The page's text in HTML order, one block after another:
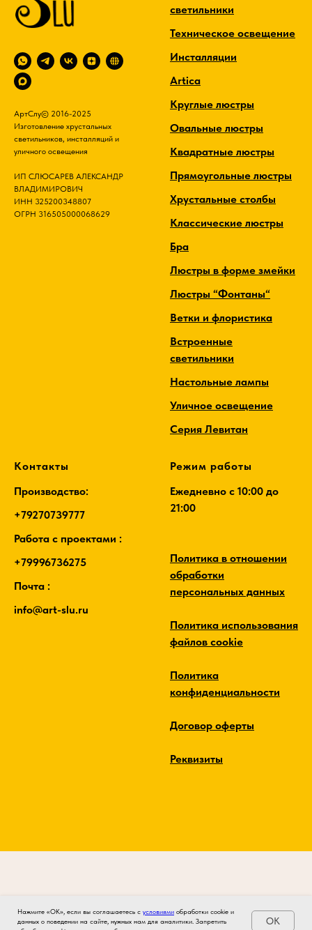
Нажмите «ОК», если вы соглашаетесь с условиями обработки cookie и
данных о поведении на сайте, нужных нам для аналитики. Запретить
OK
АртСлу© 2016-2025
Изготовление хрустальных
светильников, инсталляций и
уличного освещения
ИП СЛЮСАРЕВ АЛЕКСАНДР
ВЛАДИМИРОВИЧ
ИНН 325200348807
ОГРН 316505000068629
светильники
Техническое освещение
Инсталляции
Artica
Круглые люстры
Овальные люстры
Квадратные люстры
Прямоугольные люстры
Хрустальные столбы
Классические люстры
Бра
Люстры в форме змейки
Люстры “Фонтаны“
Ветки и флористика
Встроенные
светильники
Настольные лампы
Уличное освещение
Серия Левитан
Контакты
Производство:
+79270739777
Работа с проектами :
+79996736275
Почта :
info@art-slu.ru
Режим работы
Ежедневно c 10:00 до
21:00
Политика в отношении
обработки
персональных данных
Политика использования
файлов cookie
Политика
конфиденциальности
Договор оферты
Реквизиты